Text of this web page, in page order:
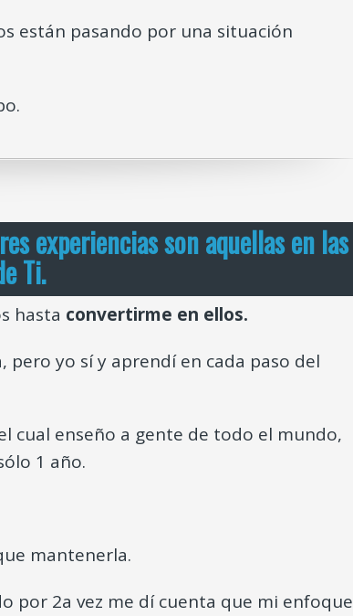
están pasando por una situación
experiencias son aquellas en las
Ti.
hasta convertirme en ellos.
yo sí y aprendí en cada paso del
cual enseño a gente de todo el mundo,
1 año.
mantenerla.
por 2a vez me dí cuenta que mi enfoque